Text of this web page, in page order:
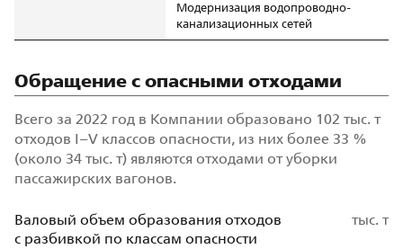
Модернизация водопроводно-
канализационных сетей
Обращение с опасными отходами
Всего за 2022 год в Компании образовано 102 тыс. т
отходов I–V классов опасности, из них более 33 %
(около 34 тыс. т) являются отходами от уборки
пассажирских вагонов.
Валовый объем образования отходов
с разбивкой по классам опасности
тыс. т